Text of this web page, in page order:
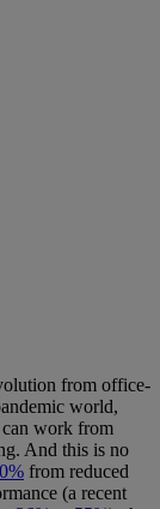
from office-
world,
work from
And this is no
from reduced
(a recent